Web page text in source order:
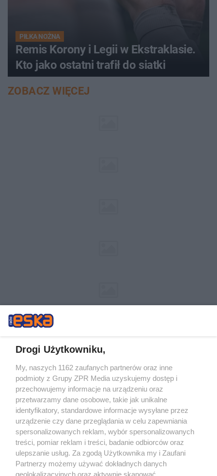
PIŁKA NOŻNA
Remis Korony i Legii w Ekstraklasie.
Kto jako ostatni trafił do siatki
ZOBACZ WIĘCEJ
Żaden utwór zamieszczony w serwisie nie może być powielany i
rozpowszechniany lub dalej rozpowszechniany w jakikolwiek sposób (w
tym także elektroniczny lub mechaniczny) na jakimkolwiek polu
eksploatacji w jakiejkolwiek formie, włącznie z umieszczaniem w
Internecie bez pisemnej zgody właściciela praw. Jakiekolwiek użycie lub
wykorzystanie utworów w całości lub w części z naruszeniem prawa,
tzn. bez właściwej zgody, jest zabronione pod groźbą kary i może być
ścigane prawnie.
Drogi Użytkowniku,
My, naszych 1162 zaufanych partnerów oraz inne
podmioty z Grupy ZPR Media uzyskujemy dostęp i
przechowujemy informacje na urządzeniu oraz
przetwarzamy dane osobowe, takie jak unikalne
identyfikatory, standardowe informacje wysyłane przez
urządzenie czy dane przeglądania w celu zapewniania
spersonalizowanych reklam, wybór spersonalizowanych
treści, pomiar reklam i treści, badanie odbiorców oraz
ulepszanie usług. Za zgodą Użytkownika my i Zaufani
Partnerzy możemy używać dokładnych danych
geolokalizacyjnych oraz aktywnie skanować